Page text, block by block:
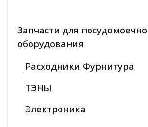
Запчасти для
оборудования
Расходники Фурнитура
ТЭНЫ
Электроника